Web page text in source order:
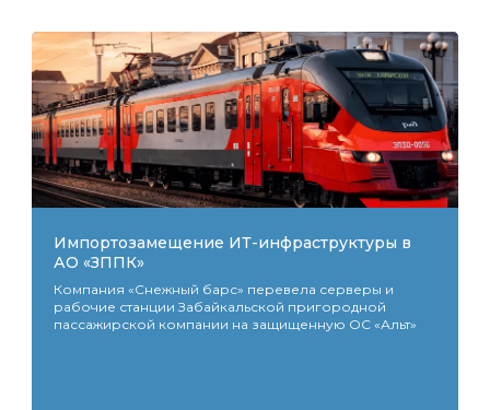
Импортозамещение ИТ-инфраструктуры в
АО «ЗППК»
Компания «Снежный барс» перевела серверы и
рабочие станции Забайкальской пригородной
пассажирской компании на защищенную ОС «Альт»